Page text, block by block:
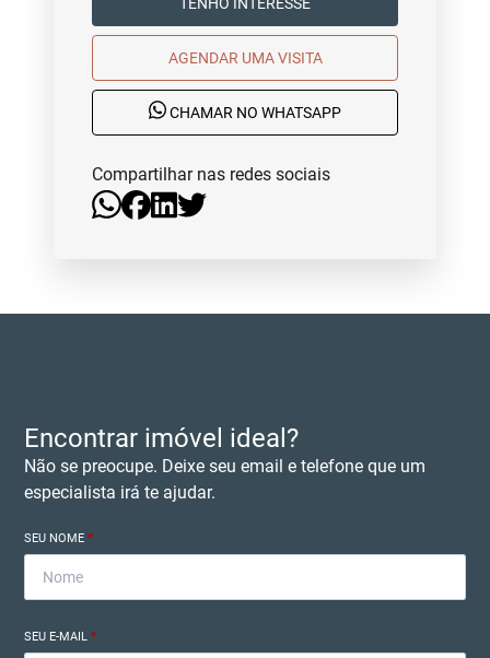
AGENDAR UMA VISITA
CHAMAR NO WHATSAPP
Compartilhar nas redes sociais
Encontrar imóvel ideal?
Não se preocupe. Deixe seu email e telefone que um
especialista irá te ajudar.
SEU NOME*
SEU E-MAIL*